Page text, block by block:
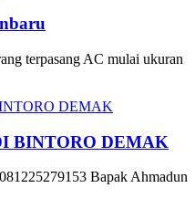
terpasang AC mulai ukuran
BINTORO DEMAK
Bapak Ahmadun